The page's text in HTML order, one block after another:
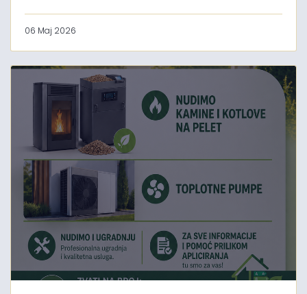
06 Maj 2026